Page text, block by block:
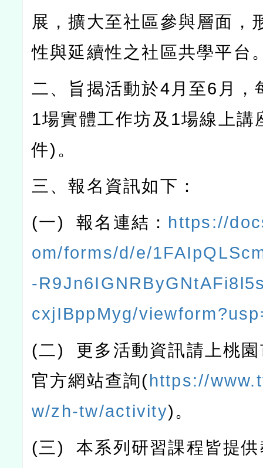
展，擴大至社區參與層面，
性與延續性之社區共學平台
二、旨揭活動於4 月至6 月，
1場實體工作坊及 1場線上講
件) 。
三、報名資訊如下：
(一)報名連結： https://
om/forms/d/e/
-
cxjIBppMyg/
(二) 更多活動資訊請上桃
官方網站查詢(https://
w/zh-tw/activity) 。
(三)本系列研習課程皆提